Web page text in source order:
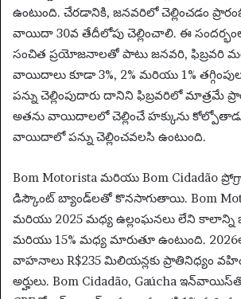
ఉంటుంది. చేరడానికి, జనవరిలో చెల్లించడం
వాయిదా 30వ తేదీలోపు చెల్లించాలి. ఈ
సంచిత ప్రయోజనాలతో పాటు జనవరి, ఫిబ్రవరి
వాయిదాలు కూడా 3%, 2% మరియు 1%
పన్ను చెల్లింపుదారు దానిని ఫిబ్రవరిలో మాత్రమే
అతను వాయిదాలలో చెల్లించే హక్కును
వాయిదాలో పన్ను చెల్లించవలసి ఉంటుంది.
Bom Motorista మరియు Bom Cidadão
డిస్కౌంట్ బ్యాండ్‌లతో కొనసాగుతాయి. Bom
మరియు 2025 మధ్య ఉల్లంఘనలు లేని కాలాన్ని
మరియు 15% మధ్య మారుతూ ఉంటుంది.
వాహనాలు R$235 మిలియన్లకు ప్రాతినిధ్యం వహించే
అర్హులు. Bom Cidadão, Gaúcha